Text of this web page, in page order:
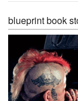
blueprint book